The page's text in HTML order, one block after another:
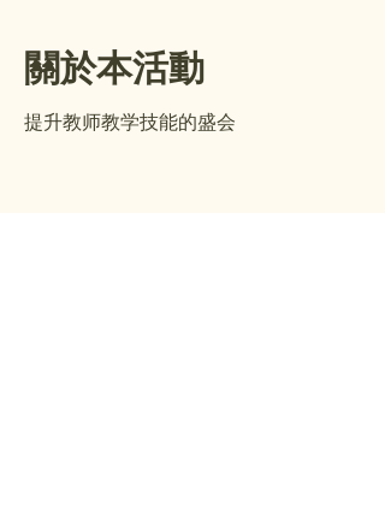
關於本活動
提升教师教学技能的盛会